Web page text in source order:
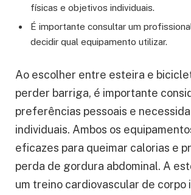
físicas e objetivos individuais.
É importante consultar um
decidir qual equipamento utilizar.
Ao escolher entre esteira e
perder barriga, é importante
preferências pessoais e
individuais. Ambos os
eficazes para queimar calorias e
perda de gordura abdominal. A
um treino cardiovascular de corpo